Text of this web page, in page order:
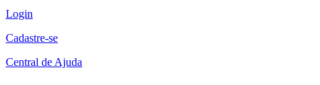
Login
Cadastre-se
Central de Ajuda